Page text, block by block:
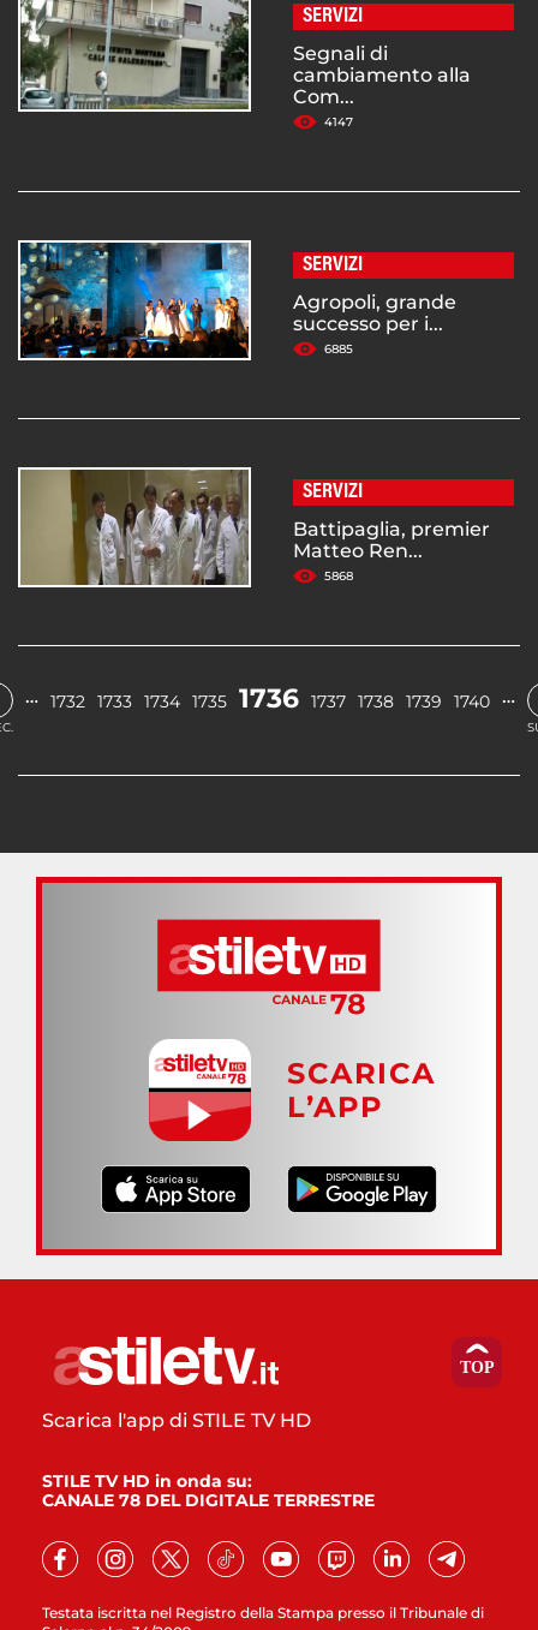
SERVIZI
Segnali di
cambiamento alla
Com...
4147
SERVIZI
Agropoli, grande
successo per i...
6885
SERVIZI
Battipaglia, premier
Matteo Ren...
5868
… 1732 1733 1734 1735 1736 1737 1738 1739 1740 …
SCARICA
L’APP
Testata iscritta nel Registro della Stampa presso il Tribunale di
Scarica l'app di STILE TV HD
STILE TV HD in onda su:
CANALE 78 DEL DIGITALE TERRESTRE